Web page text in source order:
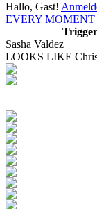
Hallo, Gast!
EVERY
Sasha Valdez
LOOKS LIKE